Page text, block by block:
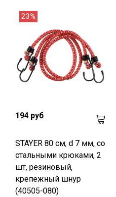
23%
194 руб
STAYER 80 см, d 7 мм, со
стальными крюками, 2
шт, резиновый,
крепежный шнур
(40505-080)